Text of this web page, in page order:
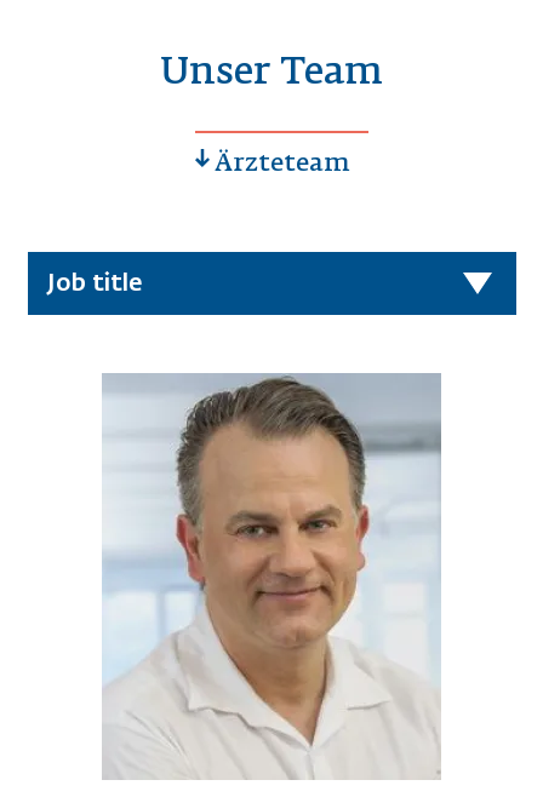
Unser Team
Ärzteteam
Job title